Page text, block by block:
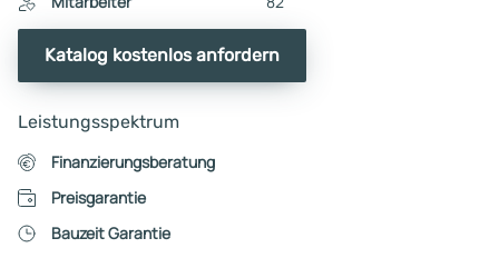
Katalog kostenlos anfordern
Leistungsspektrum
Finanzierungsberatung
Preisgarantie
Bauzeit Garantie